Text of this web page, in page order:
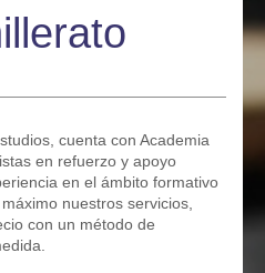
cuenta con Academia
en refuerzo y apoyo
en el ámbito formativo
nuestros servicios,
con un método de